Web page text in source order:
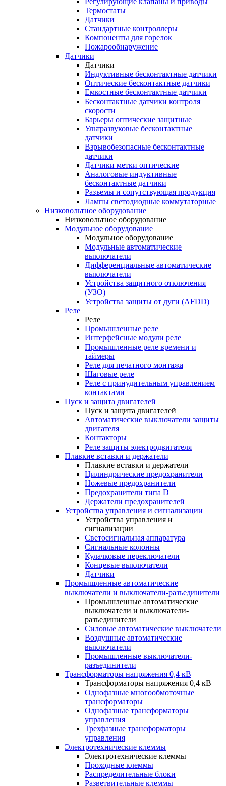
Термостаты
Датчики
Стандартные контроллеры
Компоненты для горелок
Пожарообнаружение
Датчики
Датчики
Индуктивные бесконтактные датчики
Оптические бесконтактные датчики
Емкостные бесконтактные датчики
Бесконтактные датчики контроля
скорости
Барьеры оптические защитные
Ультразвуковые бесконтактные
датчики
Взрывобезопасные бесконтактные
датчики
Датчики метки оптические
Аналоговые индуктивные
бесконтактные датчики
Разъемы и сопутствующая продукция
Лампы светодиодные коммутаторные
Низковольтное оборудование
Низковольтное оборудование
Модульное оборудование
Модульное оборудование
Модульные автоматические
выключатели
Дифференциальные автоматические
выключатели
Устройства защитного отключения
(УЗО)
Устройства защиты от дуги (AFDD)
Реле
Реле
Промышленные реле
Интерфейсные модули реле
Промышленные реле времени и
таймеры
Реле для печатного монтажа
Шаговые реле
Реле с принудительным управлением
контактами
Пуск и защита двигателей
Пуск и защита двигателей
Автоматические выключатели защиты
двигателя
Контакторы
Реле защиты электродвигателя
Плавкие вставки и держатели
Плавкие вставки и держатели
Цилиндрические предохранители
Ножевые предохранители
Предохранители типа D
Держатели предохранителей
Устройства управления и сигнализации
Устройства управления и
сигнализации
Светосигнальная аппаратура
Сигнальные колонны
Кулачковые переключатели
Концевые выключатели
Датчики
Промышленные автоматические
выключатели и выключатели-разъединители
Промышленные автоматические
выключатели и выключатели-
разъединители
Силовые автоматические выключатели
Воздушные автоматические
выключатели
Промышленные выключатели-
разъединители
Трансформаторы напряжения 0,4 кВ
Трансформаторы напряжения 0,4 кВ
Однофазные многообмоточные
трансформаторы
Однофазные трансформаторы
управления
Трехфазные трансформаторы
управления
Электротехнические клеммы
Электротехнические клеммы
Проходные клеммы
Распределительные блоки
Разветвительные клеммы